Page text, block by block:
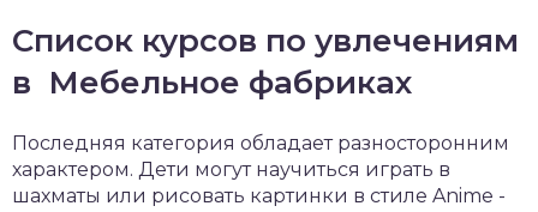
Список курсов по увлечениям
в Мебельное фабриках
Последняя категория обладает разносторонним
характером. Дети могут научиться играть в
шахматы или рисовать картинки в стиле Anime -